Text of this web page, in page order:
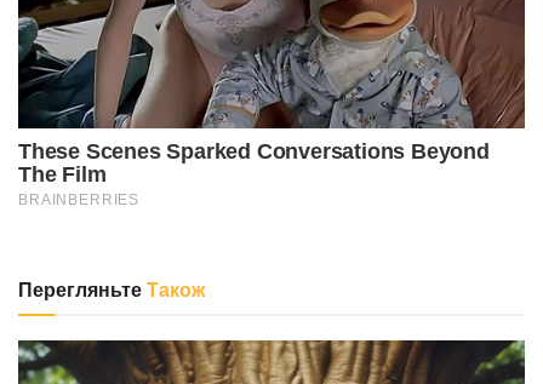
ПерегляньтеТакож